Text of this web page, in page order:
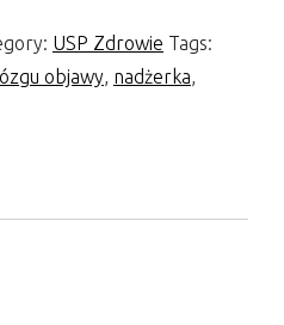
USP Zdrowie Tags:
objawy, nadżerka,